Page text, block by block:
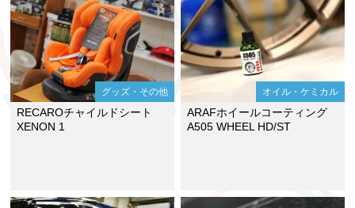
グッズ・その他
RECAROチャイルドシート
XENON 1
オイル・ケミカル
ARAFホイールコーティング
A505 WHEEL HD/ST